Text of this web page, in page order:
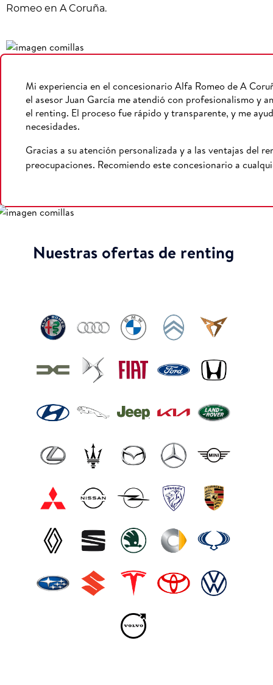
Romeo en A Coruña.
Mi experiencia en el concesionario Alfa Romeo de A
el asesor Juan García me atendió con profesionalismo y
el renting. El proceso fue rápido y transparente, y me
necesidades.
Gracias a su atención personalizada y a las ventajas del
preocupaciones. Recomiendo este concesionario a
Nuestras ofertas de renting